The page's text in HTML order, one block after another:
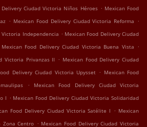
Delivery Ciudad Victoria Niños Héroes . Mexican Food
. Mexican Food Delivery Ciudad Victoria Reforma .
Victoria Independencia . Mexican Food Delivery Ciudad
Mexican Food Delivery Ciudad Victoria Buena Vista .
Victoria Privanzas II . Mexican Food Delivery Ciudad
Delivery Ciudad Victoria Upysset . Mexican Food
.
Mexican Food Delivery Ciudad Victoria
I . Mexican Food Delivery Ciudad Victoria Solidaridad
Food Delivery Ciudad Victoria Satélite I . Mexican
Zona Centro . Mexican Food Delivery Ciudad Victoria